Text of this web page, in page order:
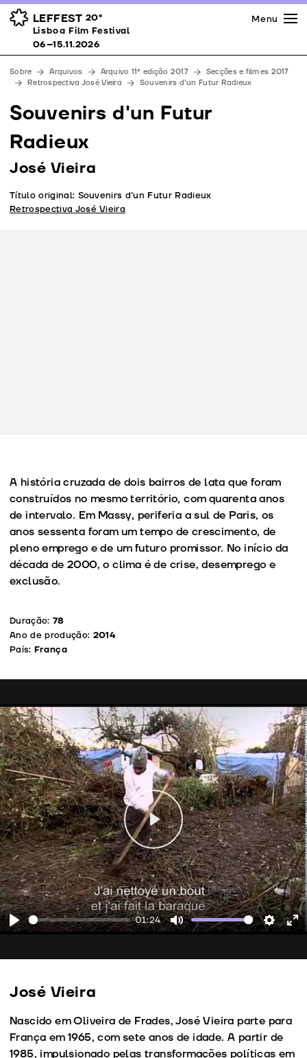
LEFFEST 20º
Lisboa Film Festival 06–15.11.2026
Prémios
Espaços
Apoios
Equipa
Downloads
Contactos
Menu
Lisboa Film Festival
06–15.11.2026
Sobre Arquivos Arquivo 11ª edição 2017
Secções e filmes 2017
Retrospectiva José Vieira
Souvenirs d'un Futur Radieux
Souvenirs d'un Futur
Radieux
José Vieira
Título original: Souvenirs d'un Futur Radieux
Retrospectiva José Vieira
A história cruzada de dois bairros de lata que foram
construídos no mesmo território, com quarenta anos
de intervalo. Em Massy, periferia a sul de Paris, os
anos sessenta foram um tempo de crescimento, de
pleno emprego e de um futuro promissor. No início da
década de 2000, o clima é de crise, desemprego e
exclusão.
Duração: 78
Ano de produção: 2014
País: França
Play
01:24
Mute
Play
José Vieira
Nascido em Oliveira de Frades, José Vieira parte para
França em 1965, com sete anos de idade. A partir de
1985, impulsionado pelas transformações políticas em